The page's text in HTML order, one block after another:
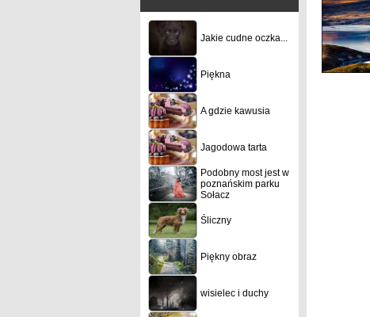
Jakie cudne oczka...
Piękna
A gdzie kawusia
Jagodowa tarta
Podobny most jest w
poznańskim parku
Sołacz
Śliczny
Piękny obraz
wisielec i duchy